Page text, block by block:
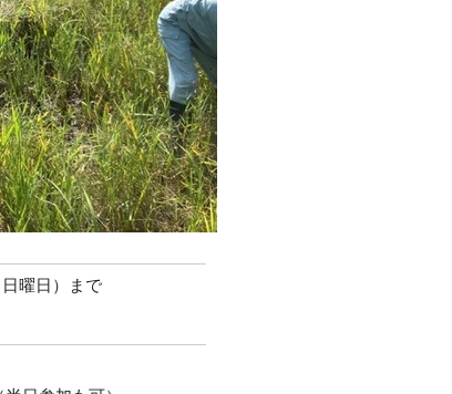
曜日）まで